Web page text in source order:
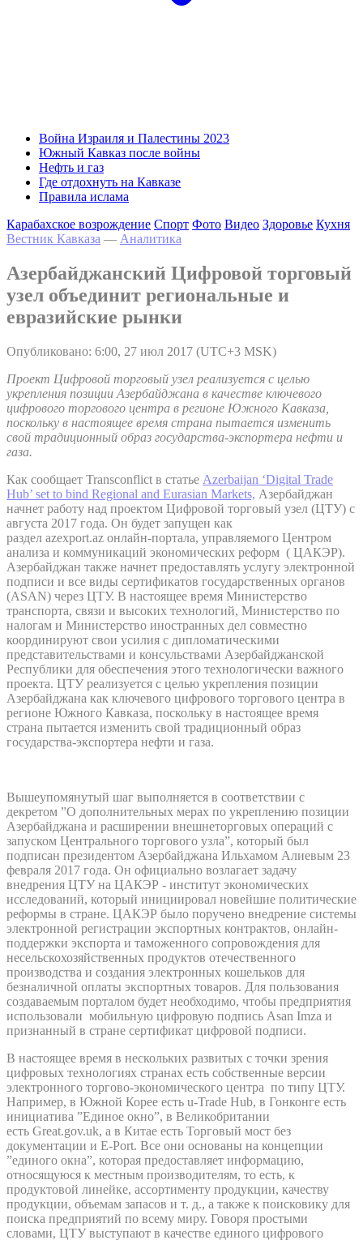
Война Израиля и Палестины 2023
Южный Кавказ после войны
Нефть и газ
Где отдохнуть на Кавказе
Правила ислама
Карабахское возрождение Спорт Фото Видео Здоровье Кухня
Вестник Кавказа — Аналитика
Азербайджанский Цифровой торговый
узел объединит региональные и
евразийские рынки
Опубликовано: 6:00, 27 июл 2017 (UTC+3 MSK)
Проект Цифровой торговый узел реализуется с целью
укрепления позиции Азербайджана в качестве ключевого
цифрового торгового центра в регионе Южного Кавказа,
поскольку в настоящее время страна пытается изменить
свой традиционный образ государства-экспортера нефти и
газа.
Как сообщает Transconflict в статье Azerbaijan ‘Digital Trade
Hub’ set to bind Regional and Eurasian Markets, Азербайджан
начнет работу над проектом Цифровой торговый узел (ЦТУ) с
августа 2017 года. Он будет запущен как
раздел azexport.az онлайн-портала, управляемого Центром
анализа и коммуникаций экономических реформ ( ЦАКЭР).
Азербайджан также начнет предоставлять услугу электронной
подписи и все виды сертификатов государственных органов
(ASAN) через ЦТУ. В настоящее время Министерство
транспорта, связи и высоких технологий, Министерство по
налогам и Министерство иностранных дел совместно
координируют свои усилия с дипломатическими
представительствами и консульствами Азербайджанской
Республики для обеспечения этого технологически важного
проекта. ЦТУ реализуется с целью укрепления позиции
Азербайджана как ключевого цифрового торгового центра в
регионе Южного Кавказа, поскольку в настоящее время
страна пытается изменить свой традиционный образ
государства-экспортера нефти и газа.
Вышеупомянутый шаг выполняется в соответствии с
декретом ”О дополнительных мерах по укреплению позиции
Азербайджана и расширении внешнеторговых операций с
запуском Центрального торгового узла”, который был
подписан президентом Азербайджана Ильхамом Алиевым 23
февраля 2017 года. Он официально возлагает задачу
внедрения ЦТУ на ЦАКЭР - институт экономических
исследований, который инициировал новейшие политические
реформы в стране. ЦАКЭР было поручено внедрение системы
электронной регистрации экспортных контрактов, онлайн-
поддержки экспорта и таможенного сопровождения для
несельскохозяйственных продуктов отечественного
производства и создания электронных кошельков для
безналичной оплаты экспортных товаров. Для пользования
создаваемым порталом будет необходимо, чтобы предприятия
использовали мобильную цифровую подпись Asan Imza и
признанный в стране сертификат цифровой подписи.
В настоящее время в нескольких развитых с точки зрения
цифровых технологиях странах есть собственные версии
электронного торгово-экономического центра по типу ЦТУ.
Например, в Южной Корее есть u-Trade Hub, в Гонконге есть
инициатива ”Единое окно”, в Великобритании
есть Great.gov.uk, а в Китае есть Торговый мост без
документации и E-Port. Все они основаны на концепции
”единого окна”, которая предоставляет информацию,
относящуюся к местным производителям, то есть, к
продуктовой линейке, ассортименту продукции, качеству
продукции, объемам запасов и т. д., а также к поисковику для
поиска предприятий по всему миру. Говоря простыми
словами, ЦТУ выступают в качестве единого цифрового